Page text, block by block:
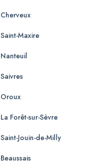
Cherveux
Saint-Maxire
Nanteuil
Saivres
Oroux
La Forêt-sur-Sèvre
Saint-Jouin-de-Milly
Beaussais